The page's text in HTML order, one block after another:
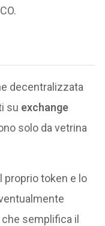
decentralizzata
su exchange
solo da vetrina
proprio token e lo
semplifica il